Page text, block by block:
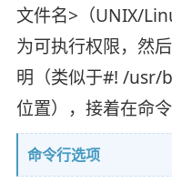
文件名>（UNIX/
为可执行权限，然
明（类似于#! /usr/
位置），接着在命令
命令行选项